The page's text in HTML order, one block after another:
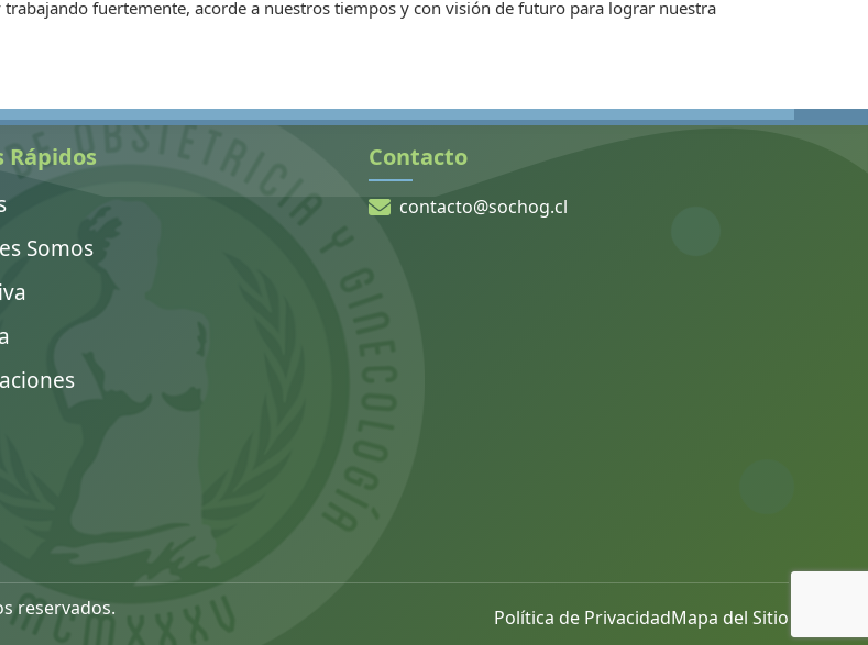
fuertemente, acorde a nuestros tiempos y con visión de futuro para lograr nuestra
Rápidos
Somos
Contacto
contacto@sochog.cl
reservados. Política de PrivacidadMapa del Sitio